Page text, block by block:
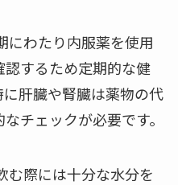
わたり内服薬を使用
するため定期的な健
肝臓や腎臓は薬物の代
チェックが必要です。
際には十分な水分を